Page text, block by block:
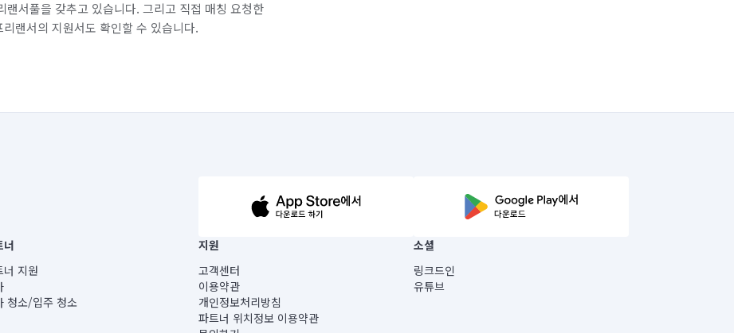
서풀을 갖추고 있습니다. 그리고 직접 매칭 요청한
랜서의 지원서도 확인할 수 있습니다.
14-5-00019 |
정보) |
빌딩) B동 5층
층 미소
너
너 지원
청소/입주 청소
지원
고객센터
이용약관
개인정보처리방침
파트너 위치정보 이용약관
소셜
링크드인
유튜브